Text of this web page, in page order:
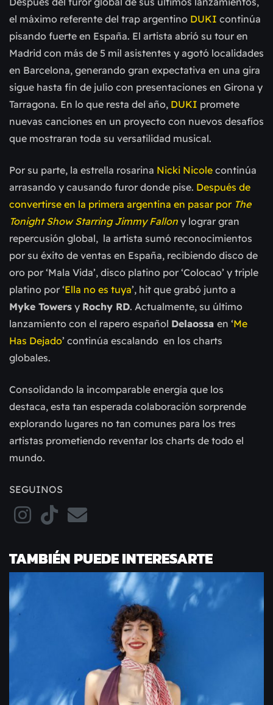
el máximo referente del trap argentino DUKI continúa
pisando fuerte en España. El artista abrió su tour en
Madrid con más de 5 mil asistentes y agotó localidades
en Barcelona, generando gran expectativa en una gira
sigue hasta fin de julio con presentaciones en Girona y
Tarragona. En lo que resta del año, DUKI promete
nuevas canciones en un proyecto con nuevos desafíos
que mostraran toda su versatilidad musical.
Por su parte, la estrella rosarina Nicki Nicole continúa
arrasando y causando furor donde pise. Después de
convertirse en la primera argentina en pasar por The
Tonight Show Starring Jimmy Fallon y lograr gran
repercusión global, la artista sumó reconocimientos
por su éxito de ventas en España, recibiendo disco de
oro por ‘Mala Vida’, disco platino por ‘Colocao’ y triple
platino por ‘Ella no es tuya’, hit que grabó junto a
Myke Towers y Rochy RD. Actualmente, su último
lanzamiento con el rapero español Delaossa en ‘Me
Has Dejado’ continúa escalando en los charts
globales.
Consolidando la incomparable energía que los
destaca, esta tan esperada colaboración sorprende
explorando lugares no tan comunes para los tres
artistas prometiendo reventar los charts de todo el
mundo.
SEGUINOS
TAMBIÉN PUEDE INTERESARTE